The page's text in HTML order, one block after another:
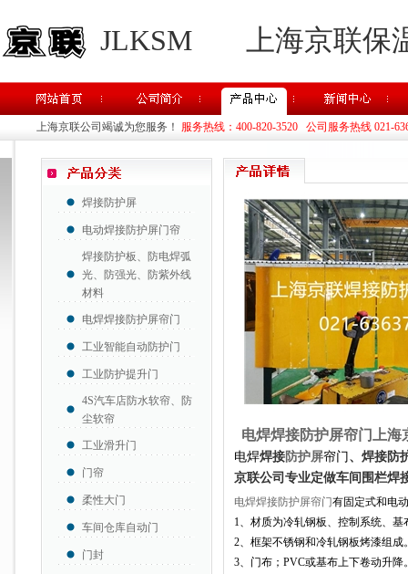
JLKSM 上海京联
上海京联公司竭诚为您服务！ 服务热线：400-820-3520 公司服务热线 021-
焊接防护屏
电动焊接防护屏门帘
焊接防护板、防电焊弧
光、防强光、防紫外线
材料
电焊焊接防护屏帘门
工业智能自动防护门
工业防护提升门
4S汽车店防水软帘、防
尘软帘
工业滑升门
门帘
柔性大门
车间仓库自动门
门封
电焊焊接防护屏帘门 上海
电焊焊接防护屏帘门 、焊接防
京联公司专业定做车间围栏焊
电焊焊接防护屏帘门有固定式和电
1、材质为冷轧钢板、控制系统、
2、框架不锈钢和冷轧钢板烤漆组成
3、门布； PVC或基布上下卷动升降